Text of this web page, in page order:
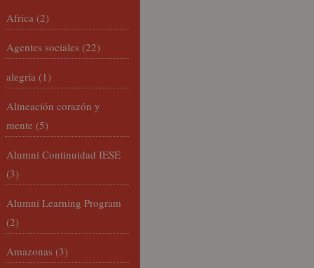
Africa (2)
Agentes sociales (22)
alegría (1)
Alineación corazón y
mente (5)
Alumni Continuidad IESE
(3)
Alumni Learning Program
(2)
Amazonas (3)